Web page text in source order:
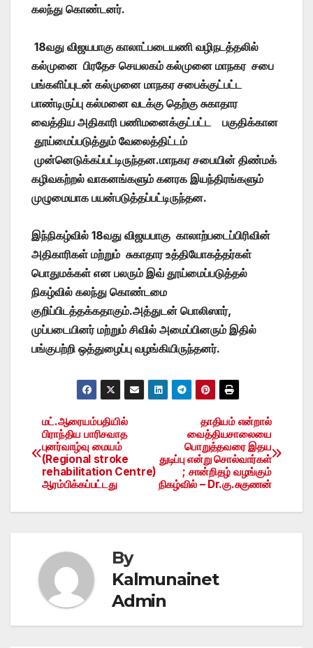
கலந்து கொண்டனர்.
18வது விஜயபாகு காலாட்படையணி வழிநடத்தலில்
கல்முனை பிரதேச செயலகம் கல்முனை மாநகர சபை
பங்களிப்புடன் கல்முனை மாநகர சபைக்குட்பட்ட
பாண்டிருப்பு கல்மனை வடக்கு தெற்கு சுகாதார
வைத்திய அதிகாரி பணிமனைக்குட்பட்ட பகுதிக்கான
தூய்மைப்படுத்தும் வேலைத்திட்டம்
முன்னெடுக்கப்பட்டிருந்தன.மாநகர சபையின் திண்மக்
கழிவகற்றல் வாகனங்களும் கனரக இயந்திரங்களும்
முழுமையாக பயன்படுத்தப்பட்டிருந்தன.
இந்நிகழ்வில் 18வது விஜயபாகு காலாற்படைப்பிரிவின்
அதிகாரிகள் மற்றும் சுகாதார உத்தியோகத்தர்கள்
பொதுமக்கள் என பலரும் இவ் தூய்மைப்படுத்தல்
நிகழ்வில் கலந்து கொண்டமை
குறிப்பிடத்தக்கதாகும்.அத்துடன் பொலிஸார்,
முப்படையினர் மற்றும் சிவில் அமைப்பினரும் இதில்
பங்குபற்றி ஒத்துழைப்பு வழங்கியிருந்தனர்.
Post
navigation
தாதியம் என்றால்
வைத்தியசாலையை
பொறுத்தவரை இதய
துடிப்பு என்று சொல்வார்கள்
; சான்றிதழ் வழங்கும்
நிகழ்வில் – Dr.கு.சுகுணன்
மட்.ஆரையம்பதியில்
பிராந்திய பாரிசவாத
புனர்வாழ்வு மையம்
(Regional stroke
rehabilitation Centre)
ஆரம்பிக்கப்பட்டது
By
Kalmunainet
Admin